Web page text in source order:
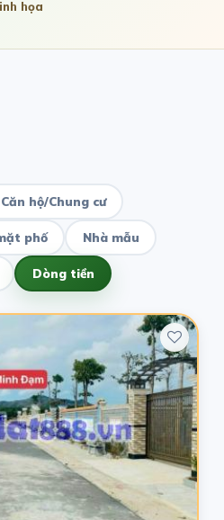
họa
Căn hộ/Chung cư
phố Nhà mẫu
Dòng tiền